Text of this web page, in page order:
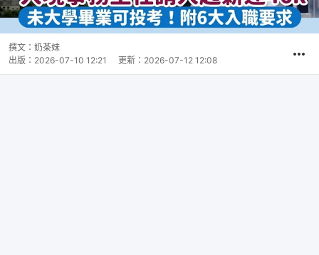
撰文： 奶茶妹
出版： 2026-07-10 12:21 更新： 2026-07-12 12:08